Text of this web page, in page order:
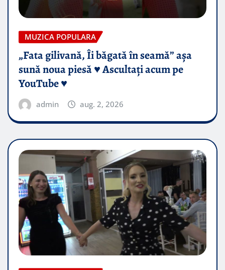
MUZICA POPULARA
„Fata gilivană, Îi băgată în seamă” așa
sună noua piesă ♥️ Ascultați acum pe
YouTube ♥️
admin aug. 2, 2026